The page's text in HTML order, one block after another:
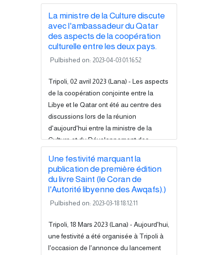
domaine de la technologie et ceux qui
s'intéressent à la langue amazighe. Le
colloque vise à passer de la théorisation
sur les applications technologiques aux
amazighe, et à prioriser les projets...
La ministre de la Culture discute
avec l'ambassadeur du Qatar
des aspects de la coopération
culturelle entre les deux pays.
Pulbished on: 2023-04-03 01:16:52
Tripoli, 02 avril 2023 (Lana) - Les aspects
de la coopération conjointe entre la
Libye et le Qatar ont été au centre des
discussions lors de la réunion
d'aujourd'hui entre la ministre de la
Culture et du Développement des
aujourd'hui dimanche, avec
l'ambassadeur du Qatar en Libye, M.
Khalid Al-Dosari.Le ministère a déclaré
tenue au bureau du ministère à Tripoli,
des moyens de...
Read more
Une festivité marquant la
publication de première édition
du livre Saint (le Coran de
l'Autorité libyenne des Awqafs).)
Pulbished on: 2023-03-18 18:12:11
Tripoli, 18 Mars 2023 (Lana) - Aujourd'hui,
une festivité a été organisée à Tripoli à
l'occasion de l'annonce du lancement